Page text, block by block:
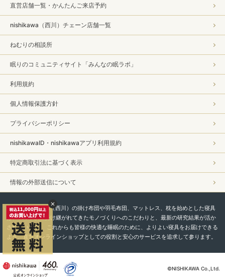
直営店舗一覧・かんたんご来店予約
nishikawa（西川）チェーン店舗一覧
ねむりの相談所
眠りのコミュニティサイト「みんなの眠ラボ」
利用規約
個人情報保護方針
プライバシーポリシー
nishikawaID・nishikawaアプリ利用規約
特定商取引法に基づく表示
情報の外部送信について
私たちnishikawa（西川）の掛け布団や羽毛布団、マットレス、枕を始めとした寝具
は、450年以上受け継がれてきたモノづくりへのこだわりと、最新の研究結果が活か
されています。 これからも皆様の快適な睡眠のために、よりよい寝具をお届けできる
よう、直営オンラインショップとしての役割と安心のサービスを追求して参ります。
©NISHIKAWA Co.,Ltd.